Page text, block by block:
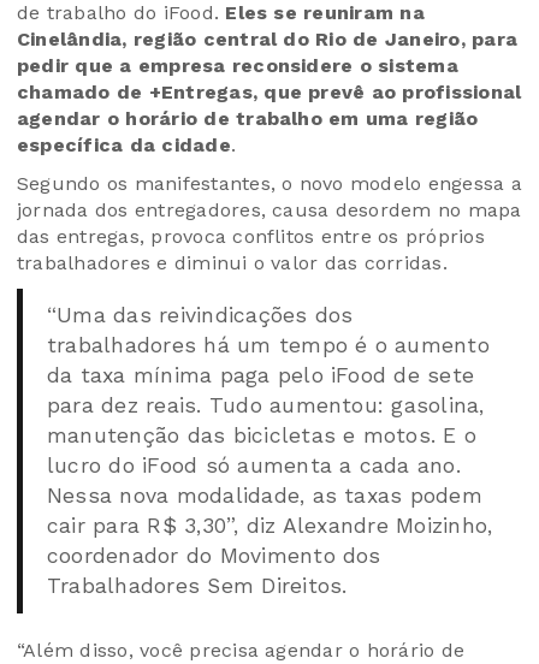
de trabalho do iFood. Eles se reuniram na
Cinelândia, região central do Rio de Janeiro, para
pedir que a empresa reconsidere o sistema
chamado de +Entregas, que prevê ao profissional
agendar o horário de trabalho em uma região
específica da cidade.
Segundo os manifestantes, o novo modelo engessa a
jornada dos entregadores, causa desordem no mapa
das entregas, provoca conflitos entre os próprios
trabalhadores e diminui o valor das corridas.
“Uma das reivindicações dos
trabalhadores há um tempo é o aumento
da taxa mínima paga pelo iFood de sete
para dez reais. Tudo aumentou: gasolina,
manutenção das bicicletas e motos. E o
lucro do iFood só aumenta a cada ano.
Nessa nova modalidade, as taxas podem
cair para R$ 3,30”, diz Alexandre Moizinho,
coordenador do Movimento dos
Trabalhadores Sem Direitos.
“Além disso, você precisa agendar o horário de